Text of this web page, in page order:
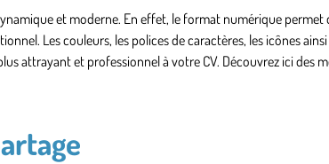
et moderne. En effet, le format numérique permet
Les couleurs, les polices de caractères, les icônes
attrayant et professionnel à votre CV. Découvrez ici des